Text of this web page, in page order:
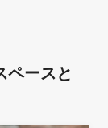
ペースと